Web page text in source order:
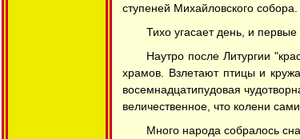
ступеней Михайловского
Тихо угасает день, и
Наутро после Литургии
храмов. Взлетают птицы и
восемнадцатипудовая
величественное, что колени
Много народа собралось